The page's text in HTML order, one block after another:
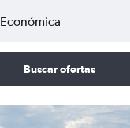
Buscar ofertas